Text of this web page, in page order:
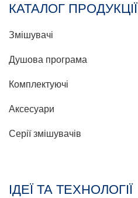
КАТАЛОГ ПРОДУКЦІЇ
Змішувачі
Душова програма
Комплектуючі
Аксесуари
Серії змішувачів
ІДЕЇ ТА ТЕХНОЛОГІЇ